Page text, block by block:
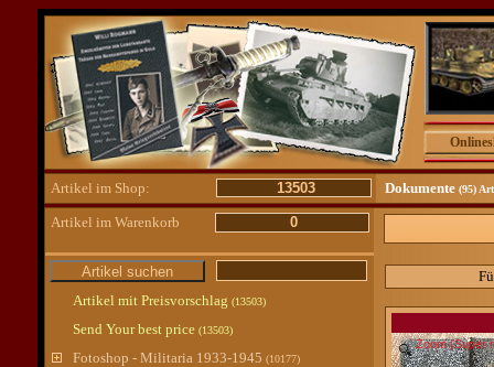
Artikel im Shop: 13503 Dokumente (95)
Artikel im Warenkorb 0
Artikel mit Preisvorschlag (13503)
Send Your best price (13503)
Fotoshop - Militaria 1933-1945 (10177)
Zoom (Super